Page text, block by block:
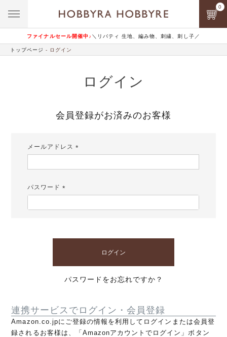
ファイナルセール開催中♪ ＼リバティ 生地、編み物、刺繍、刺し子／
0
トップページ ログイン
ログイン
会員登録がお済みのお客様
メールアドレス
パスワード
ログイン
パスワードをお忘れですか？
連携サービスでログイン・会員登録
Amazon.co.jpにご登録の情報を利用してログインまたは会員登
録されるお客様は、「Amazonアカウントでログイン」ボタン